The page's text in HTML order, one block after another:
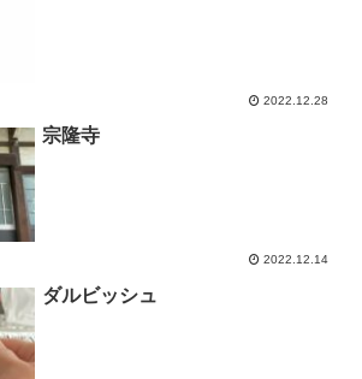
2022.12.28
宗隆寺
2022.12.14
ダルビッシュ